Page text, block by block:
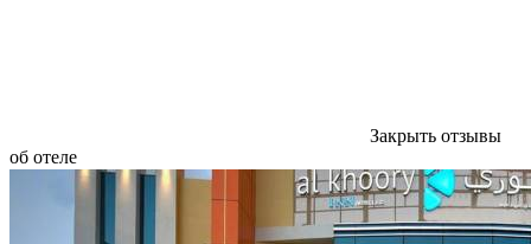
Закрыть отзывы
об отеле